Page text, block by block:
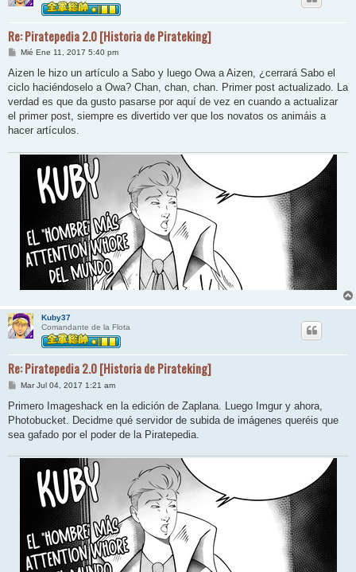
Re: Piratepedia 2.0 [Historia de Pirateking]
M
n
a
j
Mié Ene 11, 2017 5:40 pm
Aizen le hizo un artículo a Sabo y luego Owa a Aizen, ¿cerrará Sabo el
ciclo haciéndoselo a Owa? Chan, chan, chan. Primer post actualizado. La
verdad es que da gusto pasarse por aquí de vez en cuando a actualizar
el primer post, siempre es divertido ver que los novatos os animáis a
hacer artículos.
Kuby37
Comandante de la Flota
Re: Piratepedia 2.0 [Historia de Pirateking]
M
n
a
j
Mar Jul 04, 2017 1:21 am
Primero Imageshack en la edición de Zaplana. Luego Imgur y ahora,
Photobucket. Decidme qué servidor de subida de imágenes queréis que
sea gafado por el poder de la Piratepedia.